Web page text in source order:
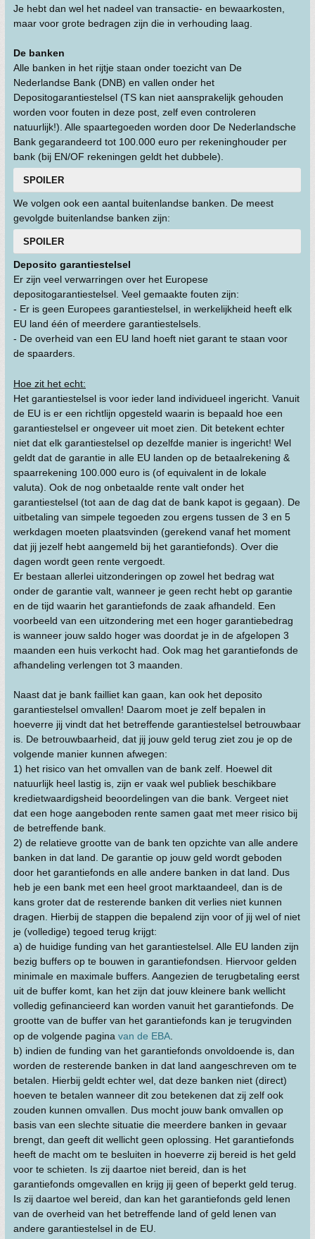
Je hebt dan wel het nadeel van transactie- en bewaarkosten,
maar voor grote bedragen zijn die in verhouding laag.
De banken
Alle banken in het rijtje staan onder toezicht van De
Nederlandse Bank (DNB) en vallen onder het
Depositogarantiestelsel (TS kan niet aansprakelijk gehouden
worden voor fouten in deze post, zelf even controleren
natuurlijk!). Alle spaartegoeden worden door De Nederlandsche
Bank gegarandeerd tot 100.000 euro per rekeninghouder per
bank (bij EN/OF rekeningen geldt het dubbele).
SPOILER
We volgen ook een aantal buitenlandse banken. De meest
gevolgde buitenlandse banken zijn:
SPOILER
Deposito garantiestelsel
Er zijn veel verwarringen over het Europese
depositogarantiestelsel. Veel gemaakte fouten zijn:
- Er is geen Europees garantiestelsel, in werkelijkheid heeft elk
EU land één of meerdere garantiestelsels.
- De overheid van een EU land hoeft niet garant te staan voor
de spaarders.
Hoe zit het echt:
Het garantiestelsel is voor ieder land individueel ingericht. Vanuit
de EU is er een richtlijn opgesteld waarin is bepaald hoe een
garantiestelsel er ongeveer uit moet zien. Dit betekent echter
niet dat elk garantiestelsel op dezelfde manier is ingericht! Wel
geldt dat de garantie in alle EU landen op de betaalrekening &
spaarrekening 100.000 euro is (of equivalent in de lokale
valuta). Ook de nog onbetaalde rente valt onder het
garantiestelsel (tot aan de dag dat de bank kapot is gegaan). De
uitbetaling van simpele tegoeden zou ergens tussen de 3 en 5
werkdagen moeten plaatsvinden (gerekend vanaf het moment
dat jij jezelf hebt aangemeld bij het garantiefonds). Over die
dagen wordt geen rente vergoedt.
Er bestaan allerlei uitzonderingen op zowel het bedrag wat
onder de garantie valt, wanneer je geen recht hebt op garantie
en de tijd waarin het garantiefonds de zaak afhandeld. Een
voorbeeld van een uitzondering met een hoger garantiebedrag
is wanneer jouw saldo hoger was doordat je in de afgelopen 3
maanden een huis verkocht had. Ook mag het garantiefonds de
afhandeling verlengen tot 3 maanden.
Naast dat je bank failliet kan gaan, kan ook het deposito
garantiestelsel omvallen! Daarom moet je zelf bepalen in
hoeverre jij vindt dat het betreffende garantiestelsel betrouwbaar
is. De betrouwbaarheid, dat jij jouw geld terug ziet zou je op de
volgende manier kunnen afwegen:
1) het risico van het omvallen van de bank zelf. Hoewel dit
natuurlijk heel lastig is, zijn er vaak wel publiek beschikbare
kredietwaardigsheid beoordelingen van die bank. Vergeet niet
dat een hoge aangeboden rente samen gaat met meer risico bij
de betreffende bank.
2) de relatieve grootte van de bank ten opzichte van alle andere
banken in dat land. De garantie op jouw geld wordt geboden
door het garantiefonds en alle andere banken in dat land. Dus
heb je een bank met een heel groot marktaandeel, dan is de
kans groter dat de resterende banken dit verlies niet kunnen
dragen. Hierbij de stappen die bepalend zijn voor of jij wel of niet
je (volledige) tegoed terug krijgt:
a) de huidige funding van het garantiestelsel. Alle EU landen zijn
bezig buffers op te bouwen in garantiefondsen. Hiervoor gelden
minimale en maximale buffers. Aangezien de terugbetaling eerst
uit de buffer komt, kan het zijn dat jouw kleinere bank wellicht
volledig gefinancieerd kan worden vanuit het garantiefonds. De
grootte van de buffer van het garantiefonds kan je terugvinden
op de volgende pagina van de EBA
b) indien de funding van het garantiefonds onvoldoende is, dan
worden de resterende banken in dat land aangeschreven om te
betalen. Hierbij geldt echter wel, dat deze banken niet (direct)
hoeven te betalen wanneer dit zou betekenen dat zij zelf ook
zouden kunnen omvallen. Dus mocht jouw bank omvallen op
basis van een slechte situatie die meerdere banken in gevaar
brengt, dan geeft dit wellicht geen oplossing. Het garantiefonds
heeft de macht om te besluiten in hoeverre zij bereid is het geld
voor te schieten. Is zij daartoe niet bereid, dan is het
garantiefonds omgevallen en krijg jij geen of beperkt geld terug.
Is zij daartoe wel bereid, dan kan het garantiefonds geld lenen
van de overheid van het betreffende land of geld lenen van
andere garantiestelsel in de EU.